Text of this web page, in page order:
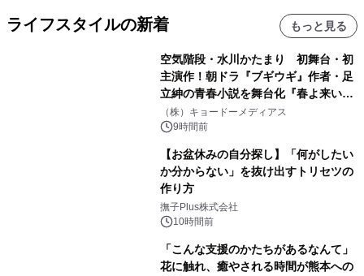
ライフスタイルの新着 もっと見る
空気階段・水川かたまり 初舞台・初
主演作！朝ドラ『ブギウギ』作者・足
立紳の青春小説を舞台化『春よ来い、
マジで来い』キービジュアル解禁！
（株）キョードーメディアス
9時間前
【お盆休みの自分探し】「何がしたい
か分からない」を抜け出すトリセツの
作り方
撫子Plus株式会社
10時間前
「こんな支援のかたちがあるなんて」
花に触れ、癒やされる時間が熊本への